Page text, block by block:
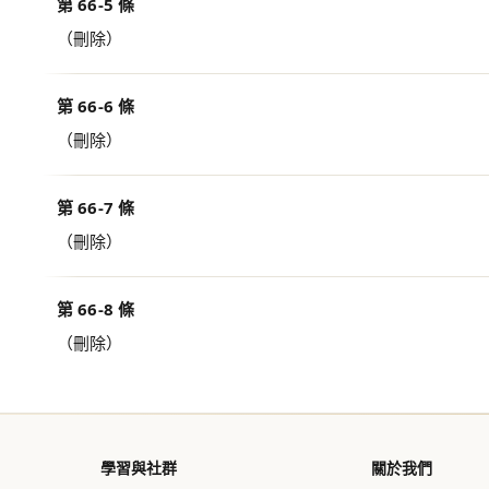
第 66-5 條
（刪除）
第 66-6 條
（刪除）
第 66-7 條
（刪除）
第 66-8 條
（刪除）
學習與社群 關於我們